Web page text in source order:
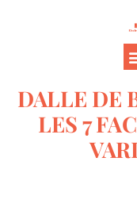
DALLE DE
LES 7